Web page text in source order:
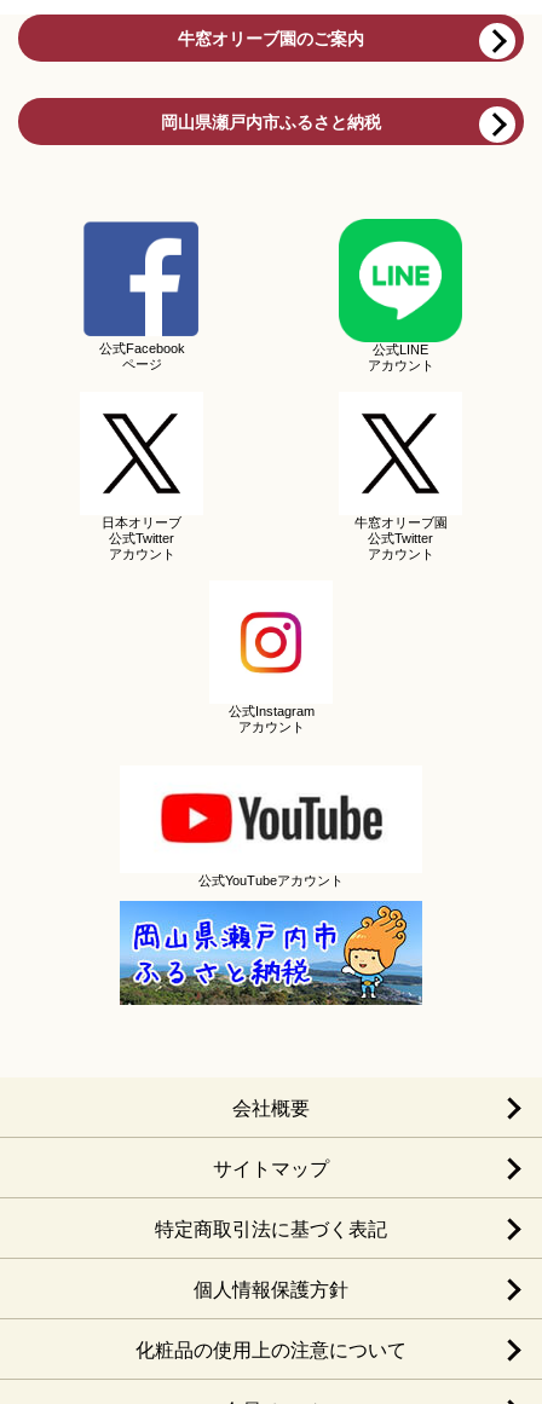
牛窓オリーブ園のご案内
岡山県瀬戸内市ふるさと納税
公式Facebook
ページ
公式LINE
アカウント
日本オリーブ
公式Twitter
アカウント
牛窓オリーブ園
公式Twitter
アカウント
公式Instagram
アカウント
公式YouTubeアカウント
会社概要
サイトマップ
特定商取引法に基づく表記
個人情報保護方針
化粧品の使用上の注意について